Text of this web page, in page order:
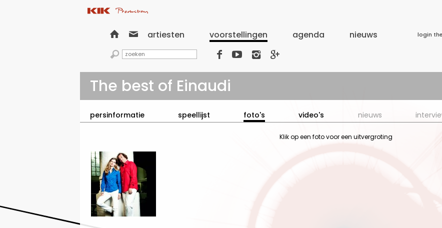
  artiesten voorstellingen agenda nieuws login
    
The best of Einaudi
persinformatie speellijst foto's video's nieuws
Klik op een foto voor een uitvergroting